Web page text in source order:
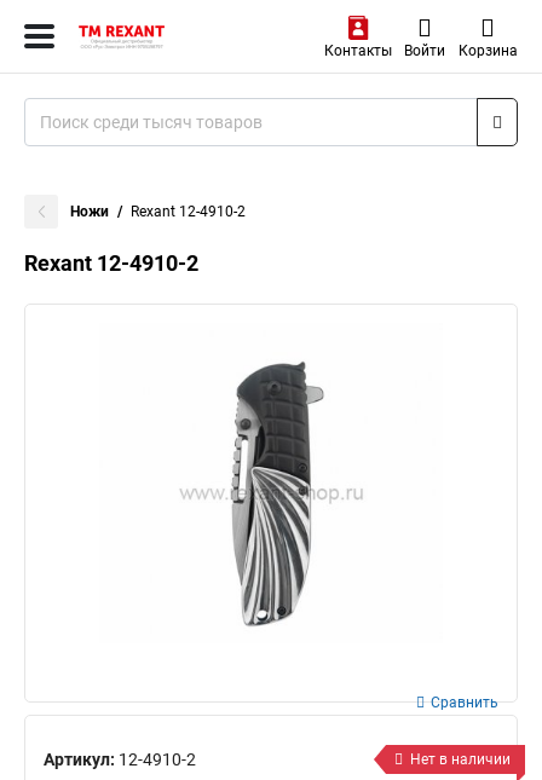
Контакты Войти Корзина
Ножи Rexant 12-4910-2
Rexant 12-4910-2
Артикул: 12-4910-2
Сравнить
Нет в наличии